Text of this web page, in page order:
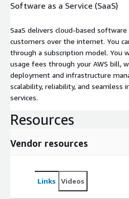
Software as a Service (SaaS)
SaaS delivers cloud-based
customers over the internet. You
through a subscription model. You
usage fees through your AWS bill,
deployment and infrastructure
scalability, reliability, and seamless
services.
Resources
Vendor resources
Links Videos